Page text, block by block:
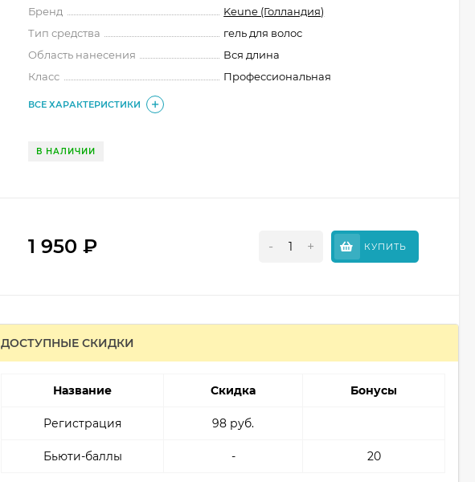
Бренд
Keune (Голландия)
Тип средства
гель для волос
Область нанесения
Вся длина
Класс
Профессиональная
ВСЕ ХАРАКТЕРИСТИКИ
В НАЛИЧИИ
1 950₽ - + КУПИТЬ
ДОСТУПНЫЕ СКИДКИ
Название Скидка Бонусы
Регистрация 98 руб.
Бьюти-баллы - 20